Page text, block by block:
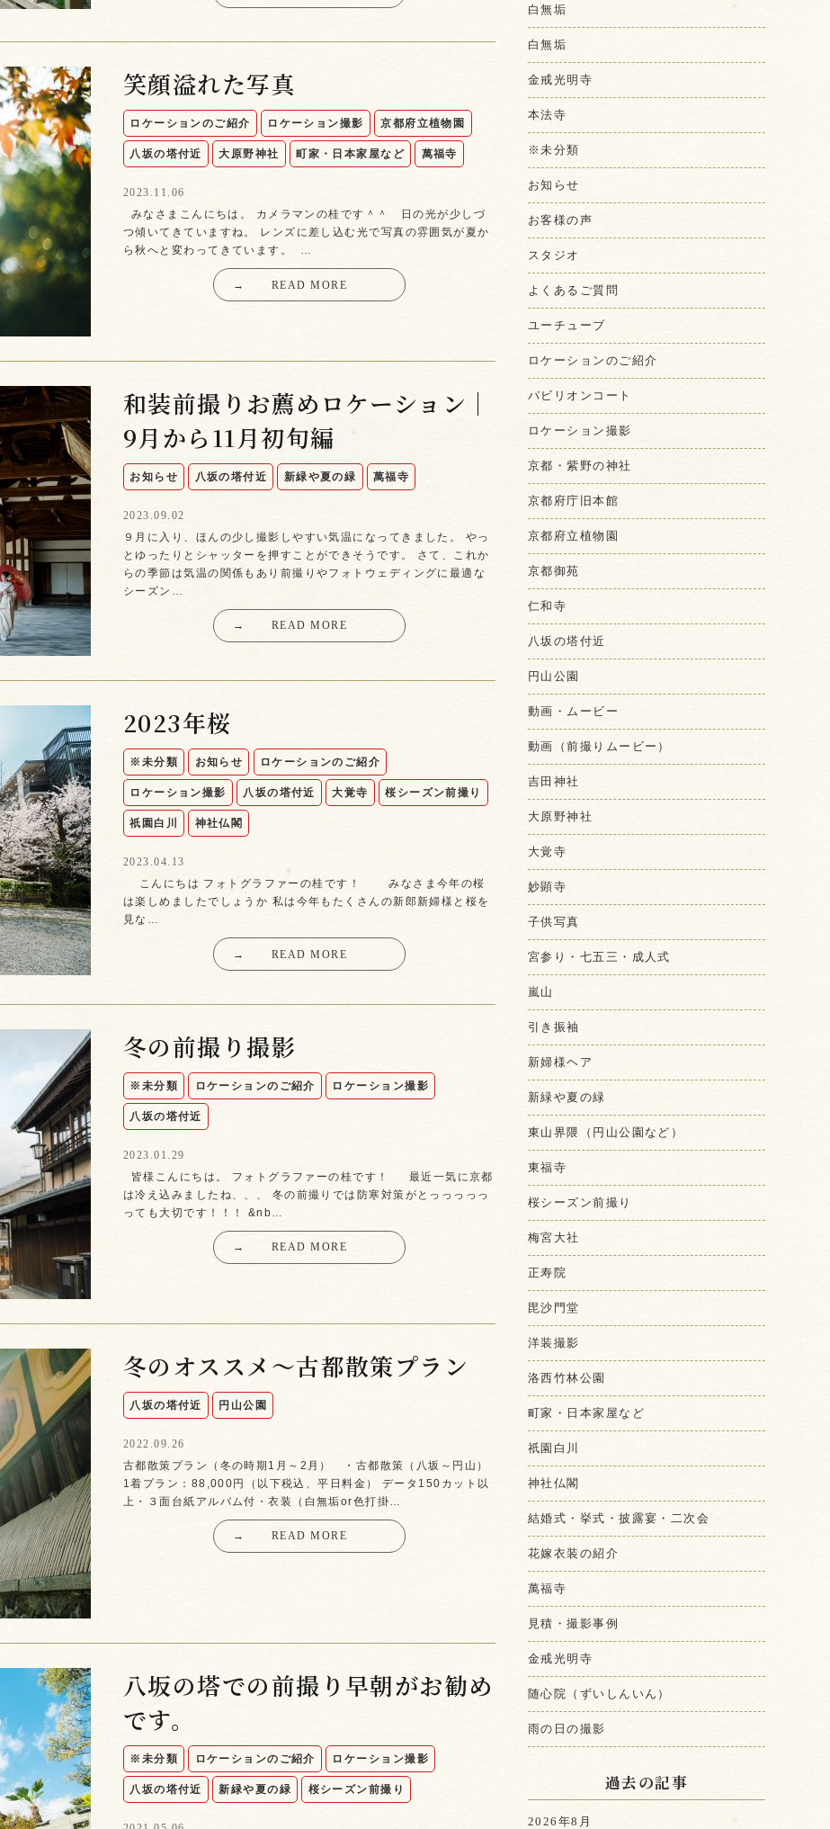
笑顔溢れた写真
ロケーションのご紹介 ロケーション撮影 京都府立植物園
八坂の塔付近 大原野神社 町家・日本家屋など 萬福寺
2023.11.06
みなさまこんにちは。 カメラマンの桂です＾＾ 日の光が少しづ
つ傾いてきていますね。 レンズに差し込む光で写真の雰囲気が夏か
ら秋へと変わってきています。 …
→ READ MORE
和装前撮りお薦めロケーション｜
9月から11月初旬編
お知らせ 八坂の塔付近 新緑や夏の緑 萬福寺
2023.09.02
９月に入り、ほんの少し撮影しやすい気温になってきました。 やっ
とゆったりとシャッターを押すことができそうです。 さて、これか
らの季節は気温の関係もあり前撮りやフォトウェディングに最適な
シーズン…
→ READ MORE
2023年桜
※未分類 お知らせ ロケーションのご紹介
ロケーション撮影 八坂の塔付近 大覚寺 桜シーズン前撮り
祇園白川 神社仏閣
2023.04.13
こんにちは フォトグラファーの桂です！ みなさま今年の桜
は楽しめましたでしょうか 私は今年もたくさんの新郎新婦様と桜を
見な…
→ READ MORE
冬の前撮り撮影
※未分類 ロケーションのご紹介 ロケーション撮影
八坂の塔付近
2023.01.29
皆様こんにちは。 フォトグラファーの桂です！ 最近一気に京都
は冷え込みましたね、、、 冬の前撮りでは防寒対策がとっっっっっ
っても大切です！！！ &nb…
→ READ MORE
冬のオススメ〜古都散策プラン
八坂の塔付近 円山公園
2022.09.26
古都散策プラン（冬の時期1月～2月） ・古都散策（八坂～円山）
1着プラン：88,000円（以下税込、平日料金） データ150カット以
上・３面台紙アルバム付・衣装（白無垢or色打掛…
→ READ MORE
八坂の塔での前撮り早朝がお勧め
です。
※未分類 ロケーションのご紹介 ロケーション撮影
八坂の塔付近 新緑や夏の緑 桜シーズン前撮り
白無垢
白無垢
金戒光明寺
本法寺
※未分類
お知らせ
お客様の声
スタジオ
よくあるご質問
ユーチューブ
ロケーションのご紹介
パビリオンコート
ロケーション撮影
京都・紫野の神社
京都府庁旧本館
京都府立植物園
京都御苑
仁和寺
八坂の塔付近
円山公園
動画・ムービー
動画（前撮りムービー）
吉田神社
大原野神社
大覚寺
妙顕寺
子供写真
宮参り・七五三・成人式
嵐山
引き振袖
新婦様ヘア
新緑や夏の緑
東山界隈（円山公園など）
東福寺
桜シーズン前撮り
梅宮大社
正寿院
毘沙門堂
洋装撮影
洛西竹林公園
町家・日本家屋など
祇園白川
神社仏閣
結婚式・挙式・披露宴・二次会
花嫁衣装の紹介
萬福寺
見積・撮影事例
金戒光明寺
随心院（ずいしんいん）
雨の日の撮影
過去の記事
2026年8月